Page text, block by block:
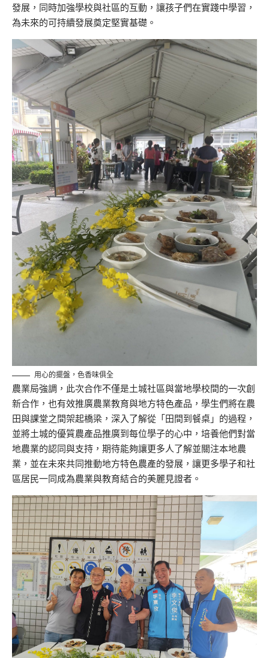
發展，同時加強學校與社區的互動，讓孩子們在實踐中學習，
為未來的可持續發展奠定堅實基礎。
用心的擺盤，色香味俱全
農業局強調，此次合作不僅是土城社區與當地學校間的一次創
新合作，也有效推廣農業教育與地方特色產品，學生們將在農
田與課堂之間架起橋梁，深入了解從「田間到餐桌」的過程，
並將土城的優質農產品推廣到每位學子的心中，培養他們對當
地農業的認同與支持，期待能夠讓更多人了解並關注本地農
業，並在未來共同推動地方特色農產的發展，讓更多學子和社
區居民一同成為農業與教育結合的美麗見證者。